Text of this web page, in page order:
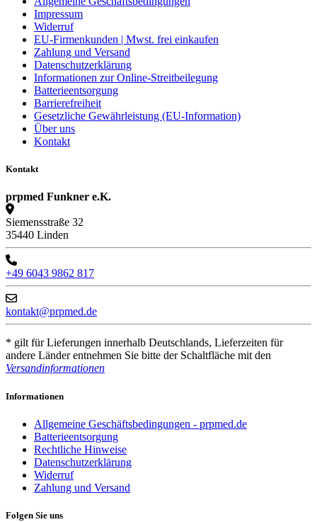
Impressum
Widerruf
EU-Firmenkunden | Mwst. frei einkaufen
Zahlung und Versand
Datenschutzerklärung
Informationen zur Online-Streitbeilegung
Batterieentsorgung
Barrierefreiheit
Gesetzliche Gewährleistung (EU-Information)
Über uns
Kontakt
Kontakt
prpmed Funkner e.K.
Siemensstraße 32
35440 Linden
+49 6043 9862 817
kontakt@prpmed.de
* gilt für Lieferungen innerhalb Deutschlands, Lieferzeiten für
andere Länder entnehmen Sie bitte der Schaltfläche mit den
Versandinformationen
Informationen
Allgemeine Geschäftsbedingungen - prpmed.de
Batterieentsorgung
Rechtliche Hinweise
Datenschutzerklärung
Widerruf
Zahlung und Versand
Folgen Sie uns